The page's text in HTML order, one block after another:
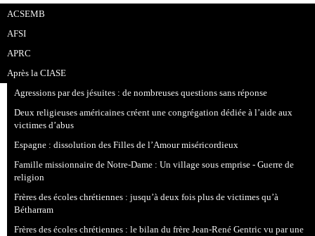
ACSEMB
AFSI
APRC
Après la CIASE
Agressions par des jésuites : de nombreuses questions sans réponse
Deux religieuses américaines créent une congrégation dédiée à l’aide aux
victimes d’abus
Espagne : dissolution des Filles de l’Amour miséricordieux
Famille missionnaire de Notre-Dame : Un village sous emprise - Guerre de
religion
Frères des écoles chrétiennes : jusqu’à deux fois plus de victimes qu’à
Bétharram
Frères des écoles chrétiennes : le bilan du frère Jean-René Gentric vu par une